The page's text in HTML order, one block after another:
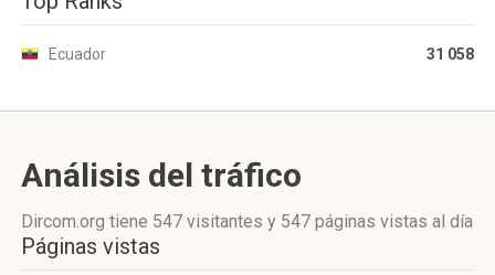
Ecuador 31 058
Análisis del tráfico
Dircom.org tiene 547 visitantes y 547 páginas vistas al día
Páginas vistas